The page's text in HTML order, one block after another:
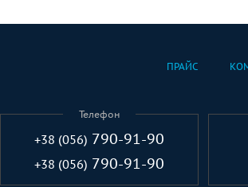
ПРАЙС
Телефон
+38 (056) 790-91-90
+38 (056) 790-91-90